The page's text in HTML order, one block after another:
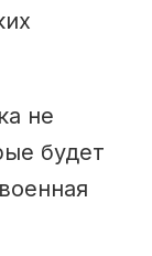
не
будет